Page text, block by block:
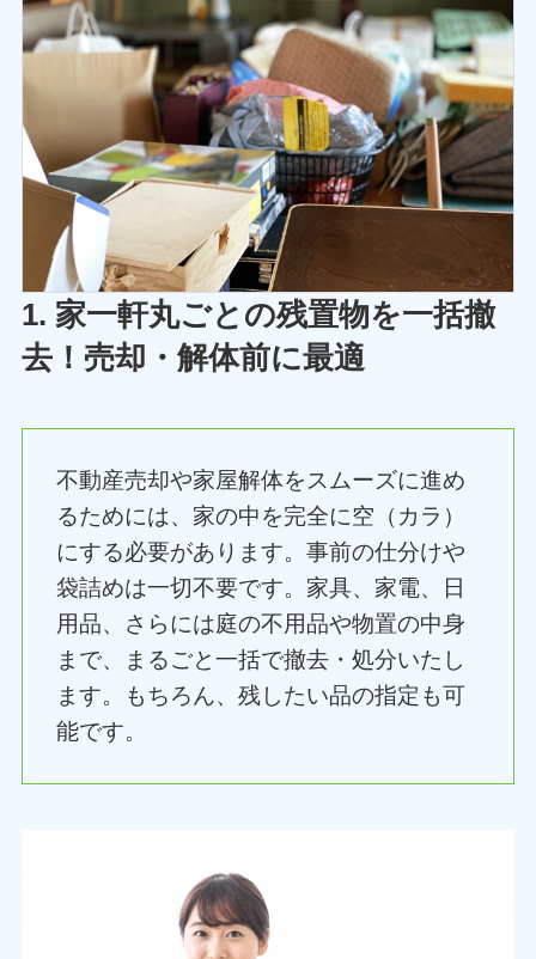
1. 家一軒丸ごとの残置物を一括撤
去！売却・解体前に最適
不動産売却や家屋解体をスムーズに進め
るためには、家の中を完全に空（カラ）
にする必要があります。事前の仕分けや
袋詰めは一切不要です。家具、家電、日
用品、さらには庭の不用品や物置の中身
まで、まるごと一括で撤去・処分いたし
ます。もちろん、残したい品の指定も可
能です。